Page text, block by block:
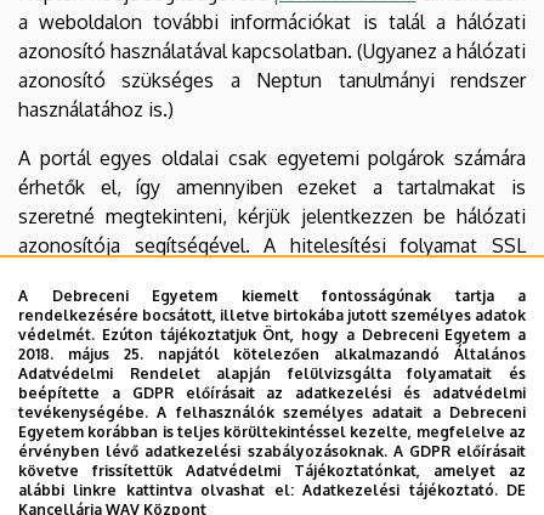
a weboldalon további információkat is talál a hálózati
azonosító használatával kapcsolatban. (Ugyanez a hálózati
azonosító szükséges a Neptun tanulmányi rendszer
használatához is.)
A portál egyes oldalai csak egyetemi polgárok számára
érhetők el, így amennyiben ezeket a tartalmakat is
szeretné megtekinteni, kérjük jelentkezzen be hálózati
azonosítója segítségével. A hitelesítési folyamat SSL
felhasználóneve és jelszava nem kerülhet illetéktelen
kezekbe.
Letölthető állományok olvasásához szükséges
program
Az Acrobat típusú fájlok megnyitásához és
megjelenítéséhez szükséges ingyenes programot - ha
A Debreceni Egyetem kiemelt fontosságúnak tartja a
rendelkezésére bocsátott, illetve birtokába jutott személyes adatok
védelmét. Ezúton tájékoztatjuk Önt, hogy a Debreceni Egyetem a
2018. május 25. napjától kötelezően alkalmazandó Általános
Adatvédelmi Rendelet alapján felülvizsgálta folyamatait és
beépítette a GDPR előírásait az adatkezelési és adatvédelmi
tevékenységébe. A felhasználók személyes adatait a Debreceni
Egyetem korábban is teljes körültekintéssel kezelte, megfelelve az
érvényben lévő adatkezelési szabályozásoknak. A GDPR előírásait
követve frissítettük Adatvédelmi Tájékoztatónkat, amelyet az
alábbi linkre kattintva olvashat el:Adatkezelési tájékoztató. DE
Kancellária WAV Központ